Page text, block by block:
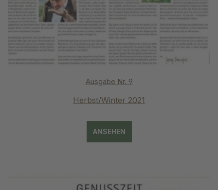
Ausgabe Nr. 9
Herbst/Winter 2021
ANSEHEN